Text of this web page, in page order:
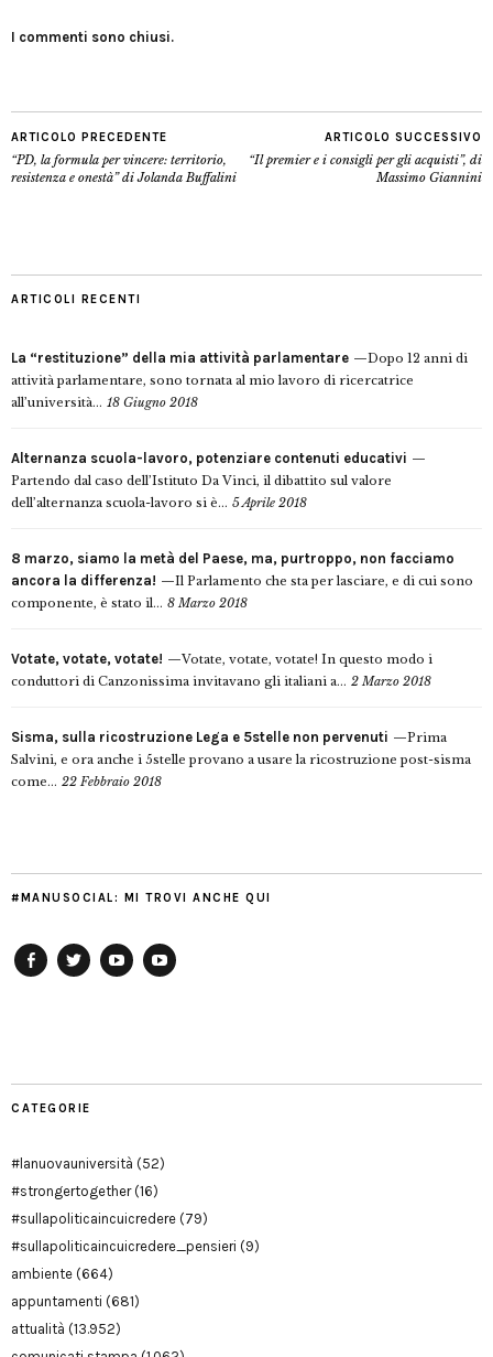
I commenti sono chiusi.
ARTICOLO PRECEDENTE
“PD, la formula per vincere: territorio,
resistenza e onestà” di Jolanda Buffalini
ARTICOLO SUCCESSIVO
“Il premier e i consigli per gli acquisti”, di
Massimo Giannini
ARTICOLI RECENTI
La “restituzione” della mia attività parlamentare
Dopo 12 anni di
attività parlamentare, sono tornata al mio lavoro di ricercatrice
all’università... 18 Giugno 2018
Alternanza scuola-lavoro, potenziare contenuti educativi
Partendo dal caso dell’Istituto Da Vinci, il dibattito sul valore
dell’alternanza scuola-lavoro si è... 5 Aprile 2018
8 marzo, siamo la metà del Paese, ma, purtroppo, non facciamo
ancora la differenza!
Il Parlamento che sta per lasciare, e di cui sono
componente, è stato il... 8 Marzo 2018
Votate, votate, votate!
Votate, votate, votate! In questo modo i
conduttori di Canzonissima invitavano gli italiani a... 2 Marzo 2018
Sisma, sulla ricostruzione Lega e 5stelle non pervenuti
Prima
Salvini, e ora anche i 5stelle provano a usare la ricostruzione post-sisma
come... 22 Febbraio 2018
#MANUSOCIAL: MI TROVI ANCHE QUI
CATEGORIE
#lanuovauniversità (52)
#strongertogether(16)
#sullapoliticaincuicredere (79)
#sullapoliticaincuicredere_pensieri (9)
ambiente (664)
appuntamenti (681)
attualità (13.952)